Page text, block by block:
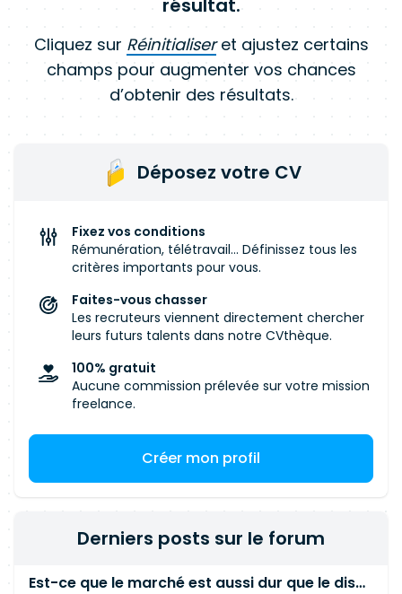
résultat.
Cliquez sur Réinitialiseret ajustez certains
champs pour augmenter vos chances
d’obtenir des résultats.
Déposez votre CV
Fixez vos conditions
Rémunération, télétravail... Définissez tous les
critères importants pour vous.
Faites-vous chasser
Les recruteurs viennent directement chercher
leurs futurs talents dans notre CVthèque.
100% gratuit
Aucune commission prélevée sur votre mission
freelance.
Créer mon profil
Derniers posts sur le forum
Est-ce que le marché est aussi dur que le disent les commerciaux ?